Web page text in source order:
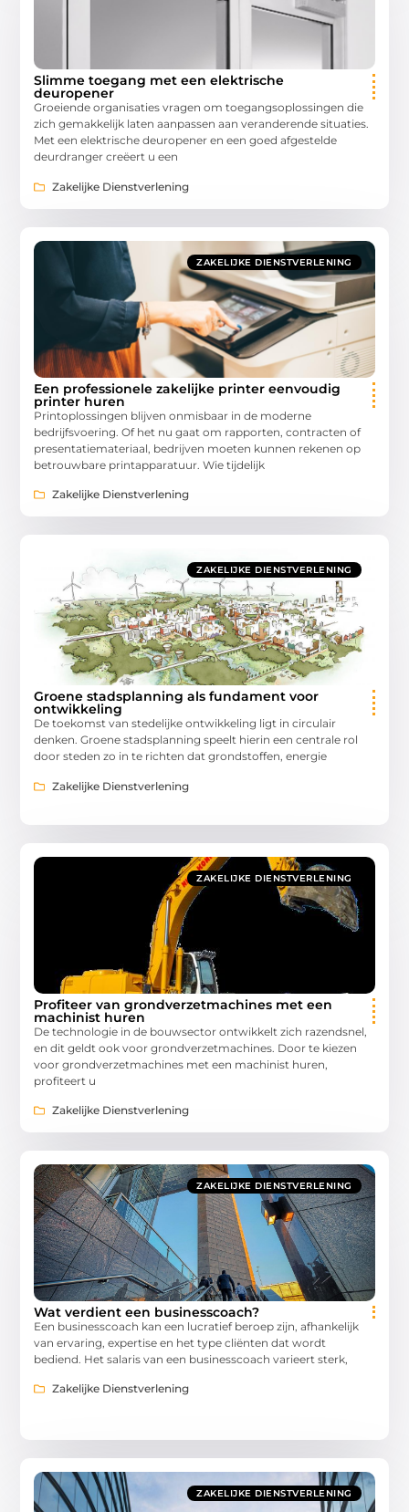
Slimme toegang met een elektrische
deuropener
Groeiende organisaties vragen om toegangsoplossingen die
zich gemakkelijk laten aanpassen aan veranderende situaties.
Met een elektrische deuropener en een goed afgestelde
deurdranger creëert u een
Zakelijke Dienstverlening
ZAKELIJKE DIENSTVERLENING
Een professionele zakelijke printer eenvoudig
printer huren
Printoplossingen blijven onmisbaar in de moderne
bedrijfsvoering. Of het nu gaat om rapporten, contracten of
presentatiemateriaal, bedrijven moeten kunnen rekenen op
betrouwbare printapparatuur. Wie tijdelijk
Zakelijke Dienstverlening
ZAKELIJKE DIENSTVERLENING
Groene stadsplanning als fundament voor
ontwikkeling
De toekomst van stedelijke ontwikkeling ligt in circulair
denken. Groene stadsplanning speelt hierin een centrale rol
door steden zo in te richten dat grondstoffen, energie
Zakelijke Dienstverlening
ZAKELIJKE DIENSTVERLENING
Profiteer van grondverzetmachines met een
machinist huren
De technologie in de bouwsector ontwikkelt zich razendsnel,
en dit geldt ook voor grondverzetmachines. Door te kiezen
voor grondverzetmachines met een machinist huren,
profiteert u
Zakelijke Dienstverlening
ZAKELIJKE DIENSTVERLENING
Wat verdient een businesscoach?
Een businesscoach kan een lucratief beroep zijn, afhankelijk
van ervaring, expertise en het type cliënten dat wordt
bediend. Het salaris van een businesscoach varieert sterk,
Zakelijke Dienstverlening
ZAKELIJKE DIENSTVERLENING